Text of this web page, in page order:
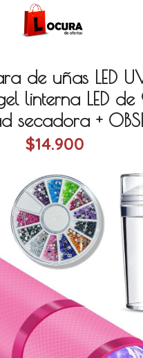
de uñas LED
linterna LED de
secadora +
$14.900